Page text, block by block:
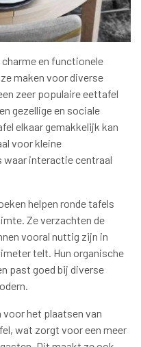
en functionele
maken voor diverse
zeer populaire eettafel
gezellige en sociale
elkaar gemakkelijk kan
voor kleine
waar interactie centraal
helpen ronde tafels
Ze verzachten de
vooral nuttig zijn in
telt. Hun organische
past goed bij diverse
het plaatsen van
wat zorgt voor een meer